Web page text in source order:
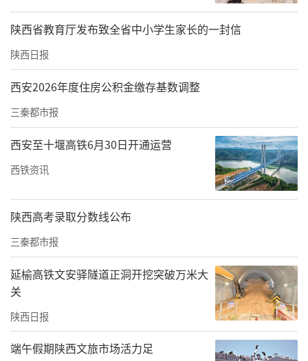
陕西省教育厅发布致全省中小学生家长的一封信
陕西日报
西安2026年度住房公积金缴存基数调整
三秦都市报
西安至十堰高铁6月30日开通运营
西铁资讯
陕西高考录取分数线公布
三秦都市报
延榆高铁文安驿隧道正洞开挖突破万米大
关
陕西日报
端午假期陕西文旅市场活力足